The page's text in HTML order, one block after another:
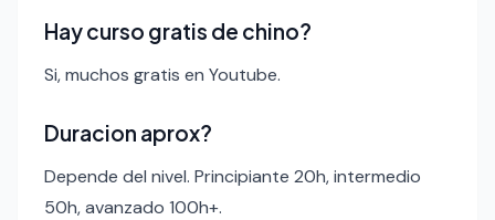
Hay curso gratis de chino?
Si, muchos gratis en Youtube.
Duracion aprox?
Depende del nivel. Principiante 20h, intermedio
50h, avanzado 100h+.